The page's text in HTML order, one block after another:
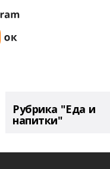
Рубрика "Еда и
напитки"